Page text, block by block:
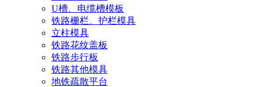
U槽、电缆槽模板
铁路栅栏、护栏模具
立柱模具
铁路花纹盖板
铁路步行板
铁路其他模具
地铁疏散平台